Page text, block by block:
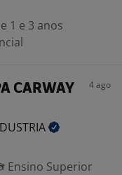
1 e 3 anos
CARWAY
4 ago
Ensino Superior